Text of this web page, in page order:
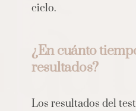
ciclo.
¿En cuánto
resultados?
Los resultados del